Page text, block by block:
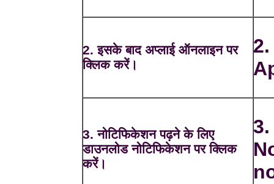
2. इसके बाद अप्लाई ऑनलाइन पर
क्लिक करें।
3. नोटिफिकेशन पढ़ने के लिए
डाउनलोड नोटिफिकेशन पर क्लिक
करें।